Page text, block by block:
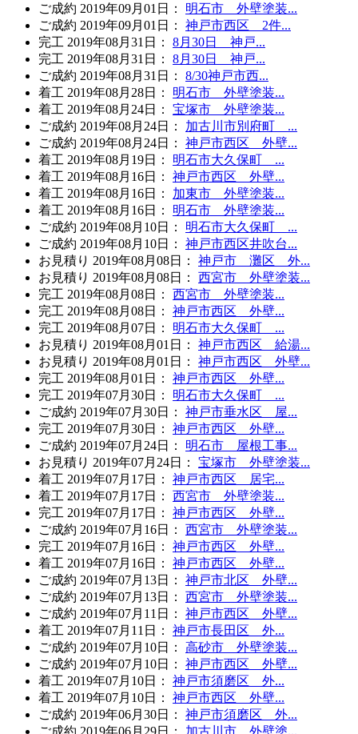
ご成約 2019年09月01日 ：
明石市 外壁塗装...
ご成約 2019年09月01日 ：
神戸市西区 2件...
完工 2019年08月31日 ：
8月30日 神戸...
完工 2019年08月31日 ：
8月30日 神戸...
ご成約 2019年08月31日 ：
8/30神戸市西...
着工 2019年08月28日 ：
明石市 外壁塗装...
着工 2019年08月24日 ：
宝塚市 外壁塗装...
ご成約 2019年08月24日 ：
加古川市別府町 ...
ご成約 2019年08月24日 ：
神戸市西区 外壁...
着工 2019年08月19日 ：
明石市大久保町 ...
着工 2019年08月16日 ：
神戸市西区 外壁...
着工 2019年08月16日 ：
加東市 外壁塗装...
着工 2019年08月16日 ：
明石市 外壁塗装...
ご成約 2019年08月10日 ：
明石市大久保町 ...
ご成約 2019年08月10日 ：
神戸市西区井吹台...
お見積り 2019年08月08日 ：
神戸市 灘区 外...
お見積り 2019年08月08日 ：
西宮市 外壁塗装...
完工 2019年08月08日 ：
西宮市 外壁塗装...
完工 2019年08月08日 ：
神戸市西区 外壁...
完工 2019年08月07日 ：
明石市大久保町 ...
お見積り 2019年08月01日 ：
神戸市西区 給湯...
お見積り 2019年08月01日 ：
神戸市西区 外壁...
完工 2019年08月01日 ：
神戸市西区 外壁...
完工 2019年07月30日 ：
明石市大久保町 ...
ご成約 2019年07月30日 ：
神戸市垂水区 屋...
完工 2019年07月30日 ：
神戸市西区 外壁...
ご成約 2019年07月24日 ：
明石市 屋根工事...
お見積り 2019年07月24日 ：
宝塚市 外壁塗装...
着工 2019年07月17日 ：
神戸市西区 居宅...
着工 2019年07月17日 ：
西宮市 外壁塗装...
完工 2019年07月17日 ：
神戸市西区 外壁...
ご成約 2019年07月16日 ：
西宮市 外壁塗装...
完工 2019年07月16日 ：
神戸市西区 外壁...
着工 2019年07月16日 ：
神戸市西区 外壁...
ご成約 2019年07月13日 ：
神戸市北区 外壁...
ご成約 2019年07月13日 ：
西宮市 外壁塗装...
ご成約 2019年07月11日 ：
神戸市西区 外壁...
着工 2019年07月11日 ：
神戸市長田区 外...
ご成約 2019年07月10日 ：
高砂市 外壁塗装...
ご成約 2019年07月10日 ：
神戸市西区 外壁...
着工 2019年07月10日 ：
神戸市須磨区 外...
着工 2019年07月10日 ：
神戸市西区 外壁...
ご成約 2019年06月30日 ：
神戸市須磨区 外...
ご成約 2019年06月29日 ：
加古川市 外壁塗...